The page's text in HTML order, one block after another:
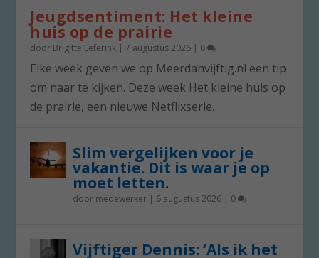
Jeugdsentiment: Het kleine
huis op de prairie
door Brigitte Leferink |7 augustus 2026 | 0
Elke week geven we op Meerdanvijftig.nl een tip
om naar te kijken. Deze week Het kleine huis op
de prairie, een nieuwe Netflixserie.
Slim vergelijken voor je
vakantie. Dit is waar je op
moet letten.
door medewerker | 6 augustus 2026 | 0
Vijftiger Dennis: ‘Als ik het